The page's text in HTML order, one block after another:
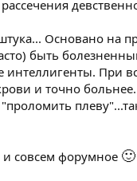
рассечения
Основано на
быть
интеллигенты. При
и точно
совсем форумное 🙂